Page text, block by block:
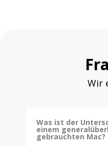
Wir
Was ist der
einem
gebrauchten Mac?